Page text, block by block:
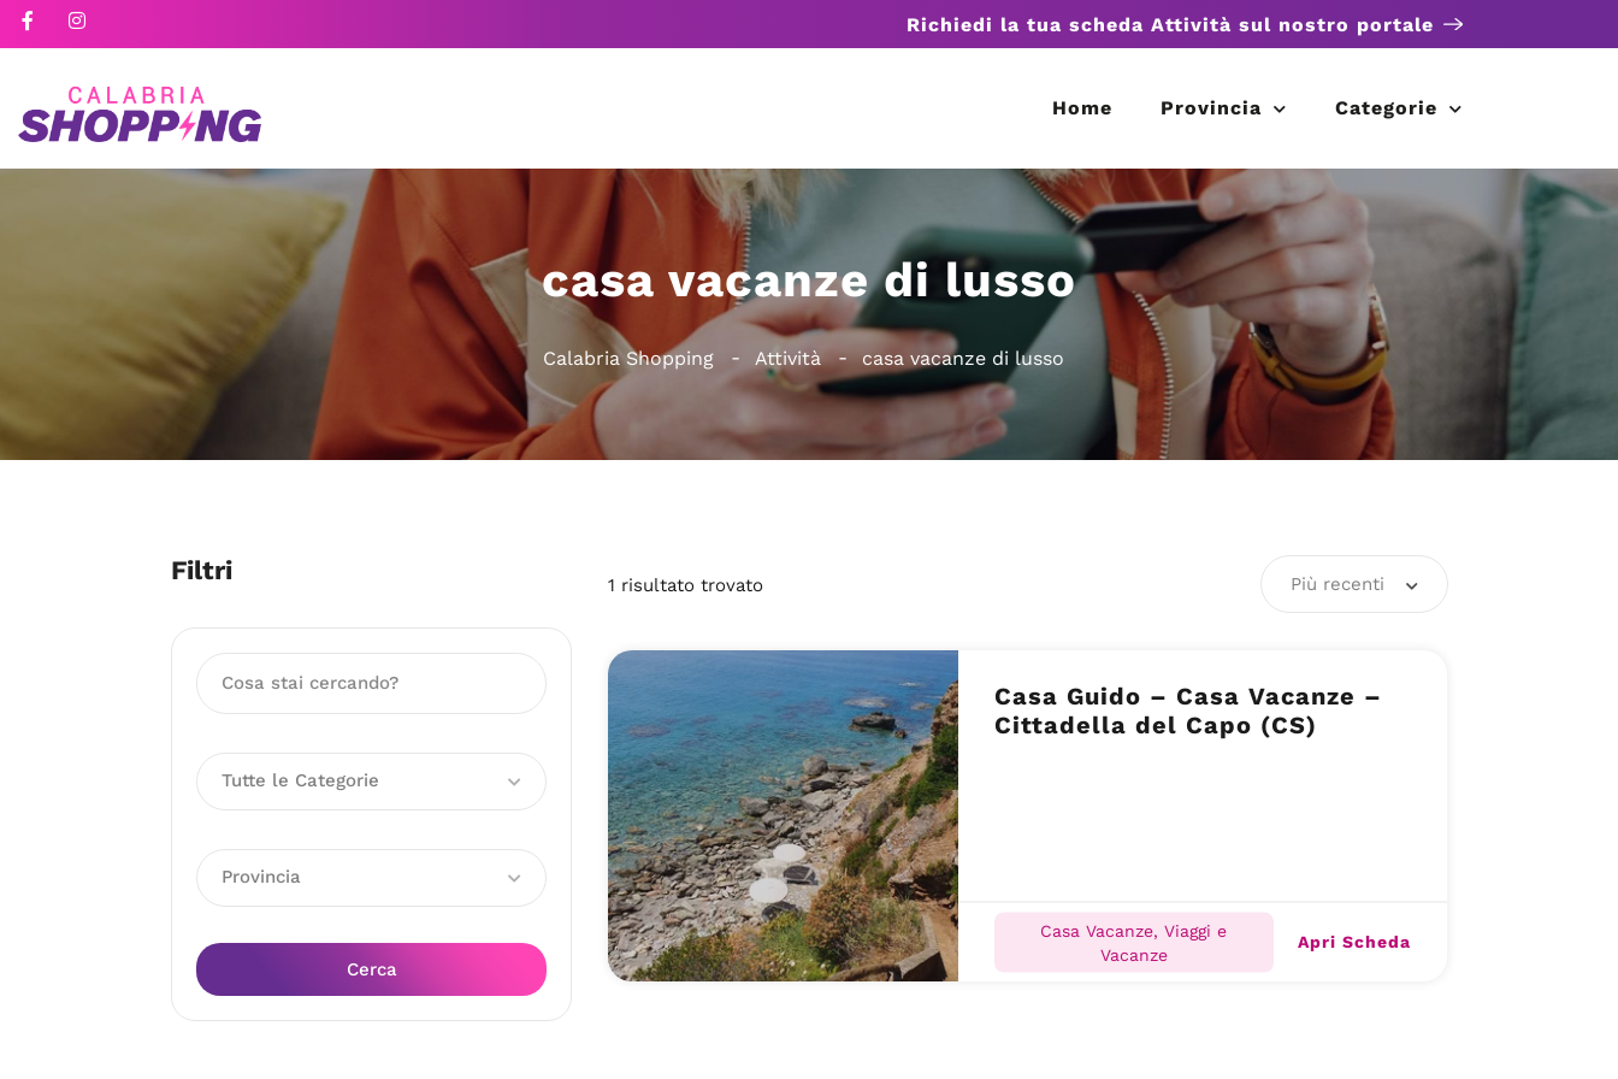
Richiedi la tua scheda Attività sul nostro portale
Home Provincia Categorie
casa vacanze di lusso
Calabria Shopping Attività casa vacanze di lusso
Filtri
Tutte le Categorie
Provincia
Cerca
1 risultato trovato Più recenti
Casa Guido – Casa Vacanze –
Cittadella del Capo (CS)
Casa Vacanze, Viaggi e
Vacanze
Apri Scheda